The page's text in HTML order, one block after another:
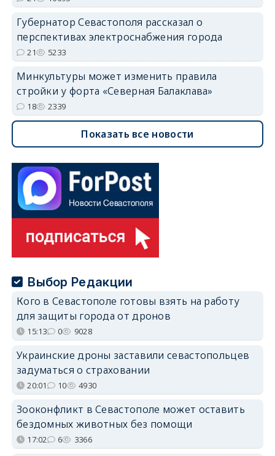
Губернатор Севастополя рассказал о
перспективах электроснабжения города
21 5233
Минкультуры может изменить правила
стройки у форта «Северная Балаклава»
18 2339
Показать все новости
Выбор Редакции
Кого в Севастополе готовы взять на работу
для защиты города от дронов
15:13 0 9028
Украинские дроны заставили севастопольцев
задуматься о страховании
20:01 10 4930
Зооконфликт в Севастополе может оставить
бездомных животных без помощи
17:02 6 3366